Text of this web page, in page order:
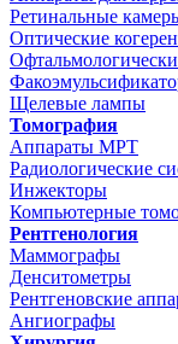
Ретинальные
Оптические
Щелевые лампы
Томография
Аппараты МРТ
Радиологические
Инжекторы
Компьютерные
Рентгенология
Маммографы
Денситометры
Рентгеновские
Ангиографы